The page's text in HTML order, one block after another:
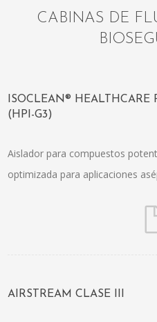
CABINAS DE
ISOCLEAN® HEALTHCARE
(HPI-G3)
Aislador para compuestos
optimizada para aplicaciones
AIRSTREAM CLASE III